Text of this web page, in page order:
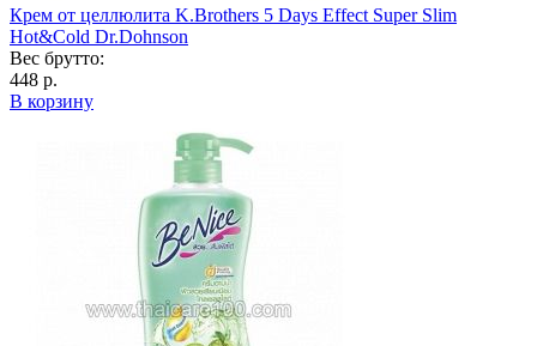
Крем от целлюлита K.Brothers 5 Days Effect Super Slim
Hot&Cold Dr.Dohnson
Вес брутто:
448 р.
В корзину